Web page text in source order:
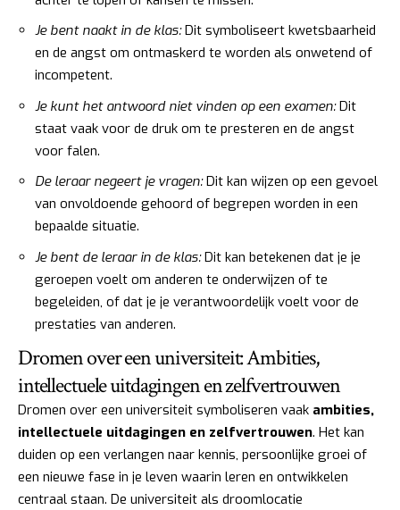
Je bent naakt in de klas:Dit symboliseert kwetsbaarheid
en de angst om ontmaskerd te worden als onwetend of
incompetent.
Je kunt het antwoord niet vinden op een examen:Dit
staat vaak voor de druk om te presteren en de angst
voor falen.
De leraar negeert je vragen:Dit kan wijzen op een gevoel
van onvoldoende gehoord of begrepen worden in een
bepaalde situatie.
Je bent de leraar in de klas:Dit kan betekenen dat je je
geroepen voelt om anderen te onderwijzen of te
begeleiden, of dat je je verantwoordelijk voelt voor de
prestaties van anderen.
Dromen over een universiteit: Ambities,
intellectuele uitdagingen en zelfvertrouwen
Dromen over een universiteit symboliseren vaak ambities,
intellectuele uitdagingen en zelfvertrouwen. Het kan
duiden op een verlangen naar kennis, persoonlijke groei of
een nieuwe fase in je leven waarin leren en ontwikkelen
centraal staan. De universiteit als droomlocatie